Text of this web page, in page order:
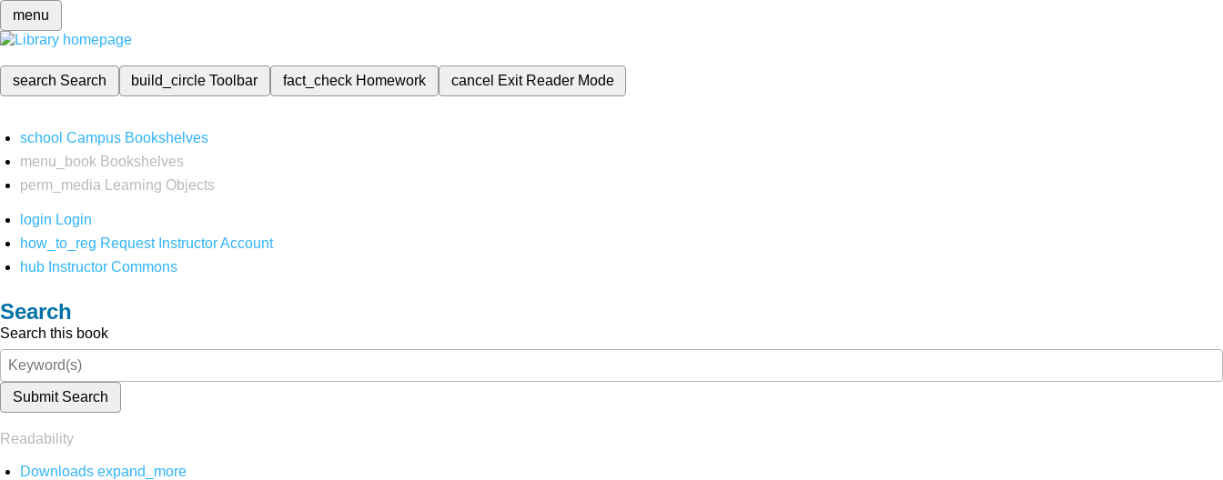
menu
search Search build_circleToolbar fact_check Homework cancel Exit Reader Mode
school Campus Bookshelves
menu_book Bookshelves
perm_media
Learning Objects
login Login
how_to_reg Request Instructor Account
hub Instructor Commons
Search
Search this book
Submit Search
Readability
Downloads expand_more